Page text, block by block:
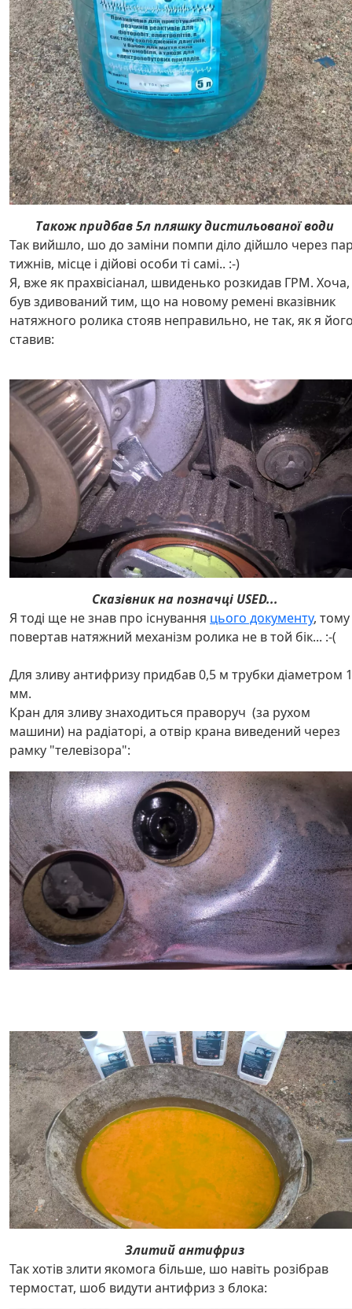
Також придбав 5л пляшку дистильованої води
Так вийшло, шо до заміни помпи діло дійшло через
тижнів, місце і дійові особи ті самі.. :-)
Я, вже як прахвісіанал, швиденько розкидав ГРМ. Хоча,
був здивований тим, що на новому ремені вказівник
натяжного ролика стояв неправильно, не так, як я
ставив:
Сказівник на позначці USED...
Я тоді ще не знав про існування цього документу, тому
повертав натяжний механізм ролика не в той бік... :-(
Для зливу антифризу придбав 0,5 м трубки діаметром
мм.
Кран для зливу знаходиться праворуч (за рухом
машини) на радіаторі, а отвір крана виведений через
рамку "телевізора":
Злитий антифриз
Так хотів злити якомога більше, шо навіть розібрав
термостат, шоб видути антифриз з блока: